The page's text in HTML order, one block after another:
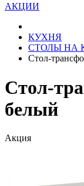
АКЦИИ
КУХНЯ
СТОЛЫ НА
Стол-
Стол-
белый
Акция